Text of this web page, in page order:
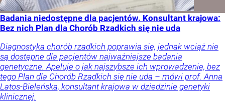
Badania niedostępne dla pacjentów. Konsultant krajowa:
Bez nich Plan dla Chorób Rzadkich się nie uda
Diagnostyka chorób rzadkich poprawia się, jednak wciąż nie
są dostępne dla pacjentów najważniejsze badania
genetyczne. Apeluję o jak najszybsze ich wprowadzenie, bez
tego Plan dla Chorób Rzadkich się nie uda – mówi prof. Anna
Latos-Bieleńska, konsultant krajowa w dziedzinie genetyki
klinicznej.